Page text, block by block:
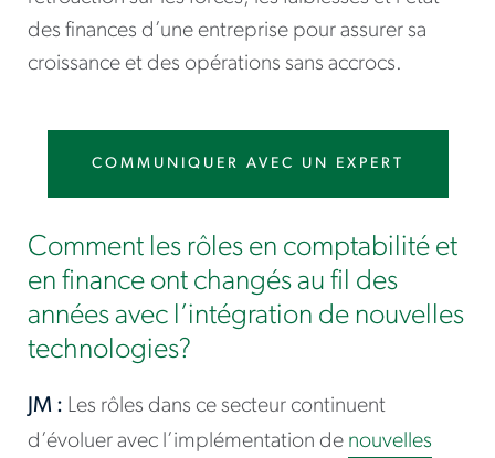
des finances d’une entreprise pour assurer sa
croissance et des opérations sans accrocs.
COMMUNIQUER AVEC UN EXPERT
Comment les rôles en comptabilité et
en finance ont changés au fil des
années avec l’intégration de nouvelles
technologies?
JM : Les rôles dans ce secteur continuent
d’évoluer avec l’implémentation de nouvelles